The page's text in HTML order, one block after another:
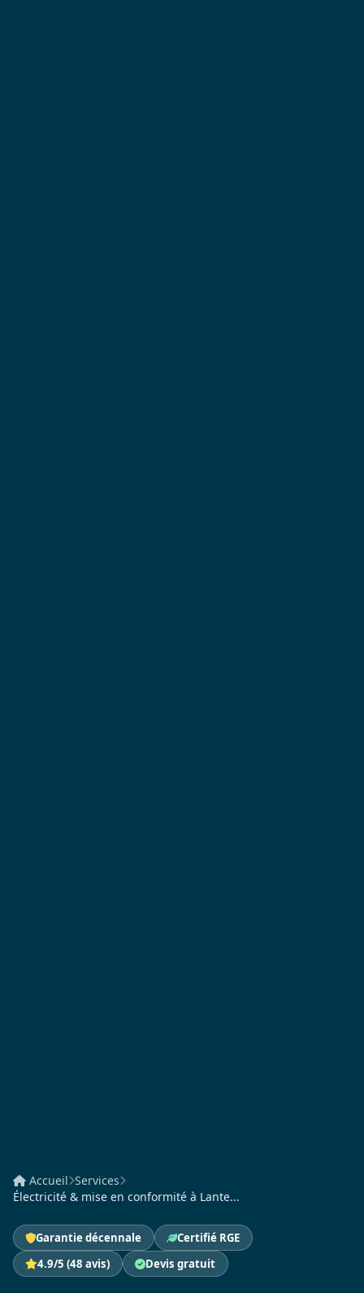
Accueil Services
Électricité & mise en conformité à Lante...
Garantie décennale
Certifié RGE
4.9/5 (48 avis)
Devis gratuit